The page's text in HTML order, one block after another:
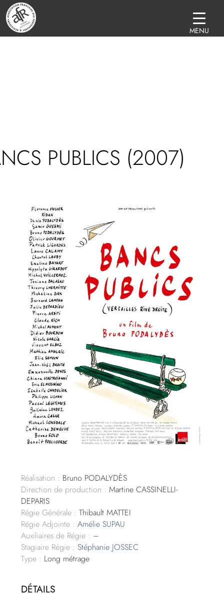
PUBLICS (2007)
Réalisation : Bruno PODALYDÈS
Direction de production : Martine CASSINELLI-
DEPARIS
Régie Générale : Thibault MATTEI
Régie Adjointe : Amélie SUPAU
Auxiliaires de Régie : –
Stagiaire Régie : Stéphanie JOSSEC
Type : Long métrage
DÉTAILS
MENU